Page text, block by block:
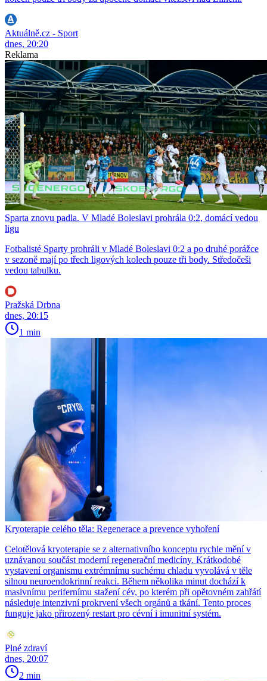
Aktuálně.cz - Sport
dnes, 20:20
Reklama
Sparta znovu padla. V Mladé Boleslavi prohrála 0:2, domácí vedou
ligu
Fotbalisté Sparty prohráli v Mladé Boleslavi 0:2 a po druhé porážce
v sezoně mají po třech ligových kolech pouze tři body. Středočeši
vedou tabulku.
Pražská Drbna
dnes, 20:15
1 min
Kryoterapie celého těla: Regenerace a prevence vyhoření
Celotělová kryoterapie se z alternativního konceptu rychle mění v
uznávanou součást moderní regenerační medicíny. Krátkodobé
vystavení organismu extrémnímu suchému chladu vyvolává v těle
silnou neuroendokrinní reakci. Během několika minut dochází k
masivnímu perifernímu stažení cév, po kterém při opětovném zahřátí
následuje intenzivní prokrvení všech orgánů a tkání. Tento proces
funguje jako přirozený restart pro cévní i imunitní systém.
Plné zdraví
dnes, 20:07
2 min